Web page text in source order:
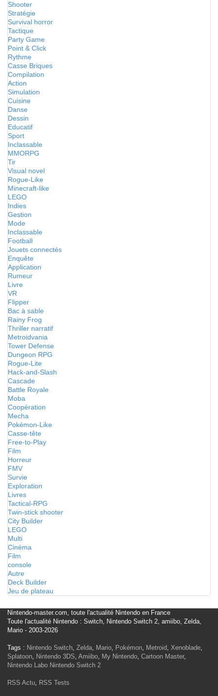
Shooter
Stratégie
Survival horror
Tactique
Party Game
Point & Click
Rythme
Casse Briques
Compilation
Action
Simulation
Cuisine
Danse
Dessin
Educatif
Sport
Inclassable
MMORPG
Tir
Visual novel
Rogue-Like
Minecraft-like
LEGO
Indies
Gestion
Mode
Inclassable
Football
Jouets connectés
Enquête
Application
Rumeur
Livre
VR
Flipper
Bac à sable
Rainy Frog
Thriller narratif
Metroidvania
Tower Defense
Dungeon RPG
Rogue-Lite
Hack-and-Slash
Cascade
Battle Royale
Moba
Coopération
Mecha
Pokémon-Like
Casse-tête
Free-to-Play
Film
Horreur
FMV
Survie
Exploration
Livres
Tactical-RPG
Twin-stick shooter
City Builder
LEGO
Multi
Cinéma
Film
console
Autre
Deck Builder
Jeu de plateau
Nintendo-master.com, toute l'actualité Nintendo en France
Toute l'actualité Nintendo : Switch, Nintendo Switch 2, amiibo, Zelda,
Mario - 2003-2026
Tags : Nintendo Switch, Zelda, Mario, Pokémon, Metroid, Xenoblade,
Splatoon, Nintendo 3DS, Amiibo, My Nintendo, Cartoon Master,
Nintendo Labo Nintendo Switch 2
RSS Actu, RSS Tests